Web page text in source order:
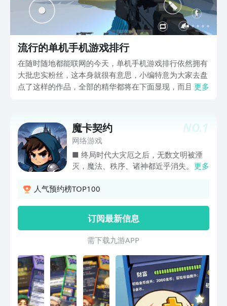
流行的单机手机游戏排行
在随时随地都能联网的今天，单机手机游戏排行依然拥有
大批忠实粉丝，这本身就很有意思，小编特意为大家去盘
点了这样的作品，全部的精华都将在下面显现，而且还是
障，各种的游戏礼包轻松领取，节假日活动礼包都是能及
时的更新哦。
更多
NO.1
魔卡契约
网络游戏
■ 终局时代大灾厄之后，无数文明被湮
灭，魔法、秩序、诸神都近乎消失。世界
异的魔力卡片。为了阻止世界彻底坍塌，
无数时空中的潜力者，把他们投放到濒死
世界的“冒险循环”中，让他们不断强化、
突破，以尝试诞生出能够拯救万界的“最
强王者”。你即是「被选中的人」只有不
断轮回与觉醒，集齐“王者语录”，掌握失
落诸神的智慧，从而触及隐藏境界：「最
强王者」唯有最强王者，才能真正掌控崩
坏的法则，重塑世界！
更多
人气预约榜TOP100
订阅最新信息
需 下 载 九 游 A P P